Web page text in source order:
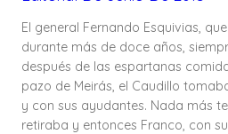
El general Fernando Esquivias,
durante más de doce años,
después de las espartanas
pazo de Meirás, el Caudillo
y con sus ayudantes. Nada más
retiraba y entonces Franco, con